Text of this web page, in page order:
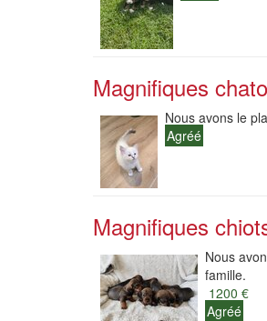
Magnifiques
Nous avons le
Agréé
Magnifiques
Nous
famille.
1200 €
Agréé